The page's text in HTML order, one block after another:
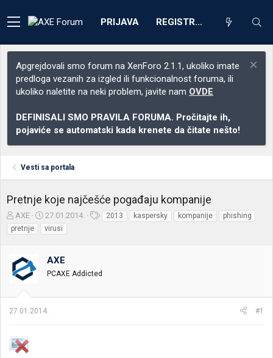
PRIJAVA REGISTRACIJA
Apgrejdovali smo forum na XenForo 2.1.1, ukoliko imate
predloga vezanih za izgled ili funkcionalnost foruma, ili
ukoliko naletite na neki problem, javite nam OVDE
DEFINISALI SMO PRAVILA FORUMA. Pročitajte ih,
pojaviće se automatski kada krenete da čitate nešto!
Vesti sa portala
Pretnje koje najčešće pogađaju kompanije
Z
a
č
t
n
e
e
AXE
D
a
t
m
p
e
27.01.2014.
e
2013 kaspersky kompanije
phishing
pretnje
virusi
AXE
PCAXE Addicted
27.01.2014. #1